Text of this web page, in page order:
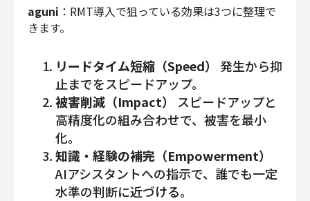
aguni ：RMT導入で狙っている効果は3つに整理で
きます。
リードタイム短縮（Speed）
発生から抑
止までをスピードアップ。
被害削減（Impact）
スピードアップと
高精度化の組み合わせで、被害を最小
化。
知識・経験の補完（Empowerment）
AIアシスタントへの指示で、誰でも一定
水準の判断に近づける。